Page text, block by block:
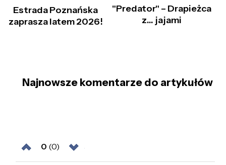
Estrada Poznańska
zaprasza latem 2026!
"Predator" – Drapieżca
z… jajami
Najnowsze komentarze do artykułów
0 (0)